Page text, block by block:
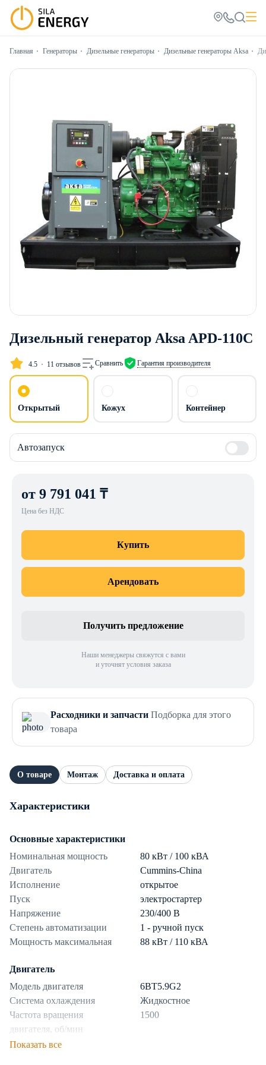
Главная Генераторы Дизельные генераторы Дизельные генераторы Aksa
Дизельный генератор Aksa APD-110C
4.5 11 отзывов Сравнить Гарантия производителя
Открытый Кожух Контейнер
Автозапуск
от 9 791 041 ₸
Цена без НДС
Купить
Арендовать
Получить предложение
Наши менеджеры свяжутся с вами
и уточнят условия заказа
Расходники и запчасти Подборка для этого
товара
О товаре Монтаж Доставка и оплата
Характеристики
Основные характеристики
Номинальная мощность
80 кВт / 100 кВА
Двигатель
Cummins-China
Исполнение
открытое
Пуск
электростартер
Напряжение
230/400 В
Степень автоматизации
1 - ручной пуск
Мощность максимальная
88 кВт / 110 кВА
Двигатель
Модель двигателя
6BT5.9G2
Система охлаждения
Жидкостное
Частота вращения
двигателя, об/мин
1500
Показать все